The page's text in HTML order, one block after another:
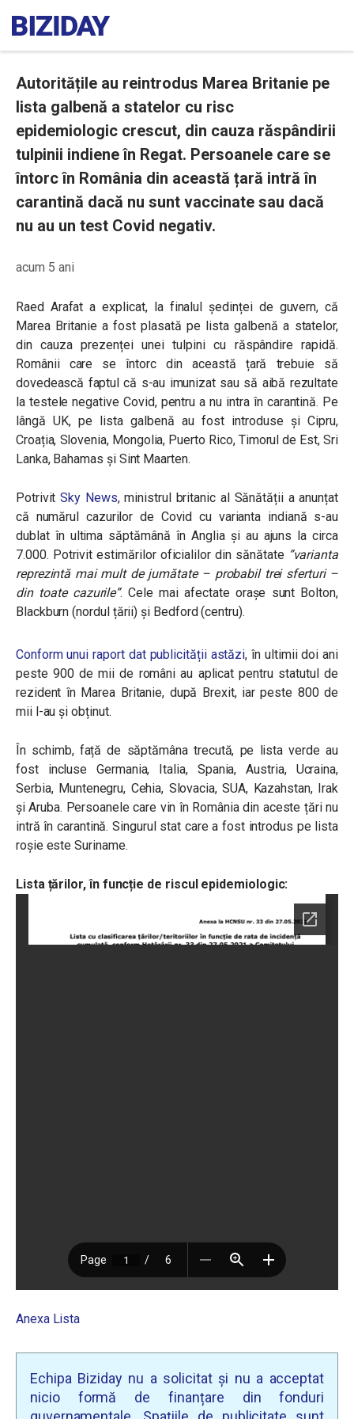
Autoritățile au reintrodus Marea Britanie pe
lista galbenă a statelor cu risc
epidemiologic crescut, din cauza răspândirii
tulpinii indiene în Regat. Persoanele care se
întorc în România din această țară intră în
carantină dacă nu sunt vaccinate sau dacă
nu au un test Covid negativ.
acum 5 ani
Raed Arafat a explicat, la finalul ședinței de guvern, că
Marea Britanie a fost plasată pe lista galbenă a statelor,
din cauza prezenței unei tulpini cu răspândire rapidă.
Românii care se întorc din această țară trebuie să
dovedească faptul că s-au imunizat sau să aibă rezultate
la testele negative Covid, pentru a nu intra în carantină. Pe
lângă UK, pe lista galbenă au fost introduse și Cipru,
Croația, Slovenia, Mongolia, Puerto Rico, Timorul de Est, Sri
Lanka, Bahamas și Sint Maarten.
PotrivitSky News, ministrul britanic al Sănătății a anunțat
că numărul cazurilor de Covid cu varianta indiană s-au
dublat în ultima săptămână în Anglia și au ajuns la circa
7.000. Potrivit estimărilor oficialilor din sănătate ”varianta
reprezintă mai mult de jumătate – probabil trei sferturi –
din toate cazurile”. Cele mai afectate orașe sunt Bolton,
Blackburn (nordul țării) și Bedford (centru).
Conform unui raport dat publicității astăzi, în ultimii doi ani
peste 900 de mii de români au aplicat pentru statutul de
rezident în Marea Britanie, după Brexit, iar peste 800 de
mii l-au și obținut.
În schimb, față de săptămâna trecută, pe lista verde au
fost incluse Germania, Italia, Spania, Austria, Ucraina,
Serbia, Muntenegru, Cehia, Slovacia, SUA, Kazahstan, Irak
și Aruba. Persoanele care vin în România din aceste țări nu
intră în carantină. Singurul stat care a fost introdus pe lista
roșie este Suriname.
Lista țărilor, în funcție de riscul epidemiologic:
Anexa Lista
Echipa Biziday nu a solicitat și nu a acceptat
nicio formă de finanțare din fonduri